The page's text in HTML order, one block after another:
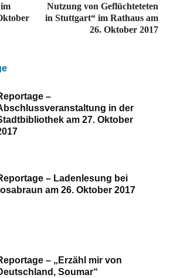
Nutzung von Geflüchteteten
in Stuttgart“ im Rathaus am
26. Oktober 2017
–
in der
am 27. Oktober
– Ladenlesung bei
am 26. Oktober 2017
– „Erzähl mir von
Soumar“